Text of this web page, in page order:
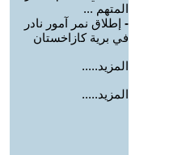
المتهم ...
- إطلاق نمر آمور نادر
في برية كازاخستان
المزيد.....
المزيد.....